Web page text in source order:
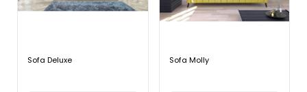
Sofa Deluxe Sofa Molly